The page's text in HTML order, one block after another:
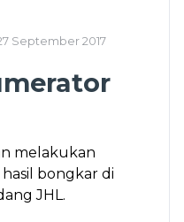
September 2017
melakukan
bongkar di
JHL.